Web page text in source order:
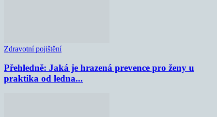
Zdravotní pojištění
Přehledně: Jaká je hrazená prevence pro ženy u
praktika od ledna...